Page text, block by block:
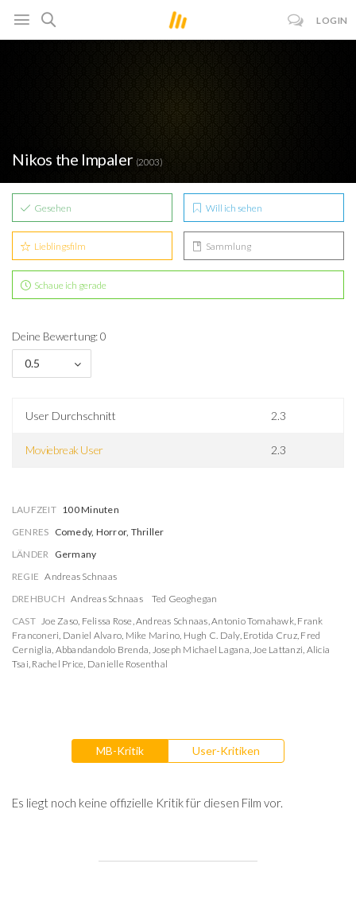
LOGIN
Nikos the Impaler (2003)
Gesehen Will ich sehen
Lieblingsfilm Sammlung
Schaue ich gerade
Deine Bewertung: 0
0.5
User Durchschnitt 2.3
Moviebreak User 2.3
LAUFZEIT 100 Minuten
GENRES Comedy, Horror, Thriller
LÄNDER Germany
REGIE Andreas Schnaas
DREHBUCH Andreas Schnaas
Ted Geoghegan
CAST Joe Zaso, Felissa Rose,Andreas Schnaas,Antonio Tomahawk, Frank
Franconeri, Daniel Alvaro, Mike Marino, Hugh C. Daly, Erotida Cruz, Fred
Cerniglia, Abbandandolo Brenda, Joseph Michael Lagana,Joe Lattanzi, Alicia
Tsai, Rachel Price, Danielle Rosenthal
MB-Kritik User-Kritiken
Es liegt noch keine offizielle Kritik für diesen Film vor.